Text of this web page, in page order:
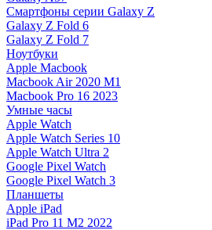
Смартфоны серии Galaxy Z
Galaxy Z Fold 6
Galaxy Z Fold 7
Ноутбуки
Apple Macbook
Macbook Air 2020 M1
Macbook Pro 16 2023
Умные часы
Apple Watch
Apple Watch Series 10
Apple Watch Ultra 2
Google Pixel Watch
Google Pixel Watch 3
Планшеты
Apple iPad
iPad Pro 11 M2 2022